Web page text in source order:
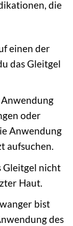
die
einen der
das Gleitgel
oder
Anwendung
aufsuchen.
Gleitgel nicht
Haut.
bist
des